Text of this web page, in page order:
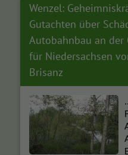
Wenzel:
Gutachten über
Autobahnbau an der
für Niedersachsen
Brisanz